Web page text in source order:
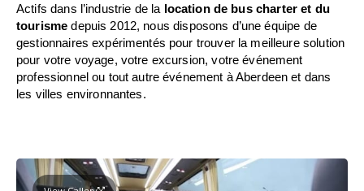
Actifs dans l’industrie de la location de bus charter et du
tourisme depuis 2012, nous disposons d’une équipe de
gestionnaires expérimentés pour trouver la meilleure solution
pour votre voyage, votre excursion, votre événement
professionnel ou tout autre événement à Aberdeen et dans
les villes environnantes.